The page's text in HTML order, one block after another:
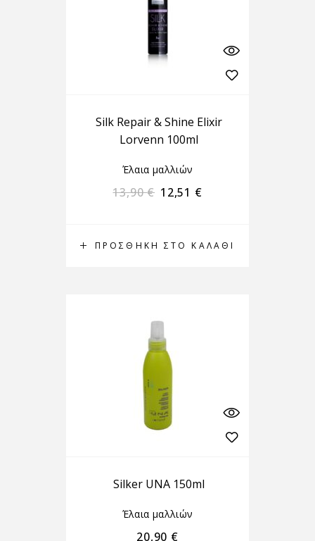
ΠΡΟΣΘΉΚΗ ΣΤΟ ΚΑΛΆΘΙ
Silk Repair & Shine Elixir
Lorvenn 100ml
Έλαια μαλλιών
13,90€ 12,51 €
Silker UNA 150ml
Έλαια μαλλιών
20,90 €